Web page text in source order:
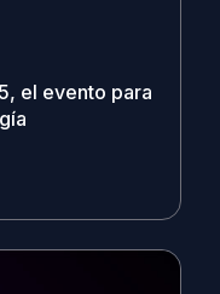
el evento para